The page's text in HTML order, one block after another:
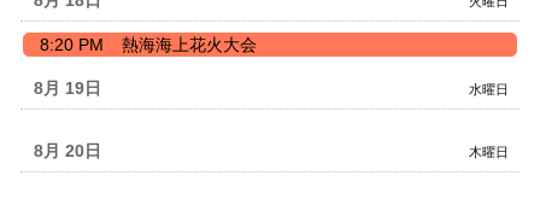
2026
火
日,
8
18th
2026
8:20 PM 熱海海上花火大会
水曜日
8月 19
木曜日
8月 20